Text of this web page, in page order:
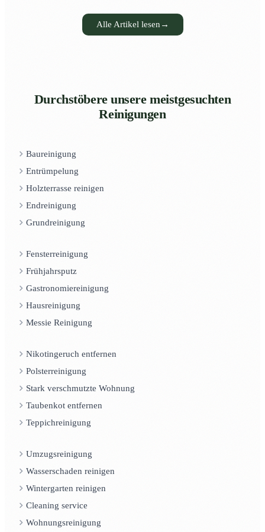
Alle Artikel lesen →
Durchstöbere unsere meistgesuchten
Reinigungen
Baureinigung
Entrümpelung
Holzterrasse reinigen
Endreinigung
Grundreinigung
Fensterreinigung
Frühjahrsputz
Gastronomiereinigung
Hausreinigung
Messie Reinigung
Nikotingeruch entfernen
Polsterreinigung
Stark verschmutzte Wohnung
Taubenkot entfernen
Teppichreinigung
Umzugsreinigung
Wasserschaden reinigen
Wintergarten reinigen
Cleaning service
Wohnungsreinigung